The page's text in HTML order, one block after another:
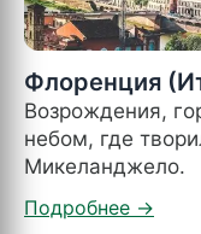
Флоренция
Возрождения,
небом, где
Микеланджело.